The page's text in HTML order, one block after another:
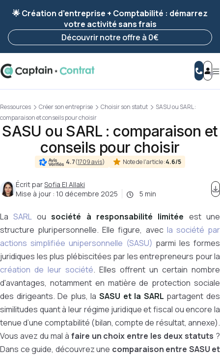
enregistrée 🚀
Reprendre ma démarche
🌟 Création d’entreprise + Comptabilité : démarrez
votre activité sans frais
Découvrir notre offre à 0€
Ressources Créer son entreprise Choisir son statut
SASU ou SARL :
comparaison et conseils pour choisir
SASU ou SARL : comparaison et
conseils pour choisir
4.7(1709 avis) Note de l'article :4.6/5
Écrit parSofia El Allaki
Mise à jour : 10 décembre 2025 5 min
LaSARLousociété à responsabilité limitée est une
structure pluripersonnelle. Elle figure, avec la société par
actions simplifiée unipersonnelle (SASU) parmi les formes
juridiques les plus plébiscitées par les entrepreneurs pour la
création de leur société. Elles offrent un certain nombre
d'avantages, notamment en matière de protection sociale
des dirigeants. De plus, la SASU et la SARL partagent des
similitudes quant à leur régime juridique et fiscal ou encore la
tenue d’une comptabilité (bilan, compte de résultat, annexe).
Vous avez du mal à faire un choix entre les deux statuts ?
Dans ce guide, découvrez une comparaison entre SASU et